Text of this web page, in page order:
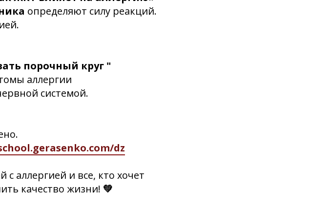
определяют силу реакций.
порочный круг "
аллергии
системой.
dz
с аллергией и все, кто хочет
качество жизни! 💚